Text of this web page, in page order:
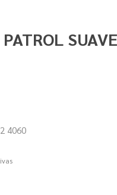
2 4060